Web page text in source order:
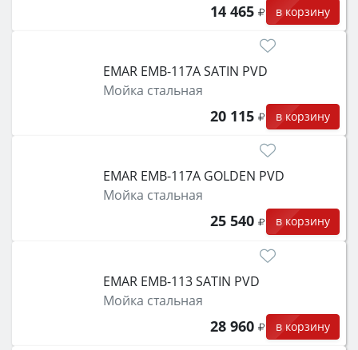
14 465 в корзину
EMAR EMB-117A SATIN PVD
Мойка стальная
20 115 в корзину
EMAR EMB-117A GOLDEN PVD
Мойка стальная
25 540 в корзину
EMAR EMB-113 SATIN PVD
Мойка стальная
28 960 в корзину